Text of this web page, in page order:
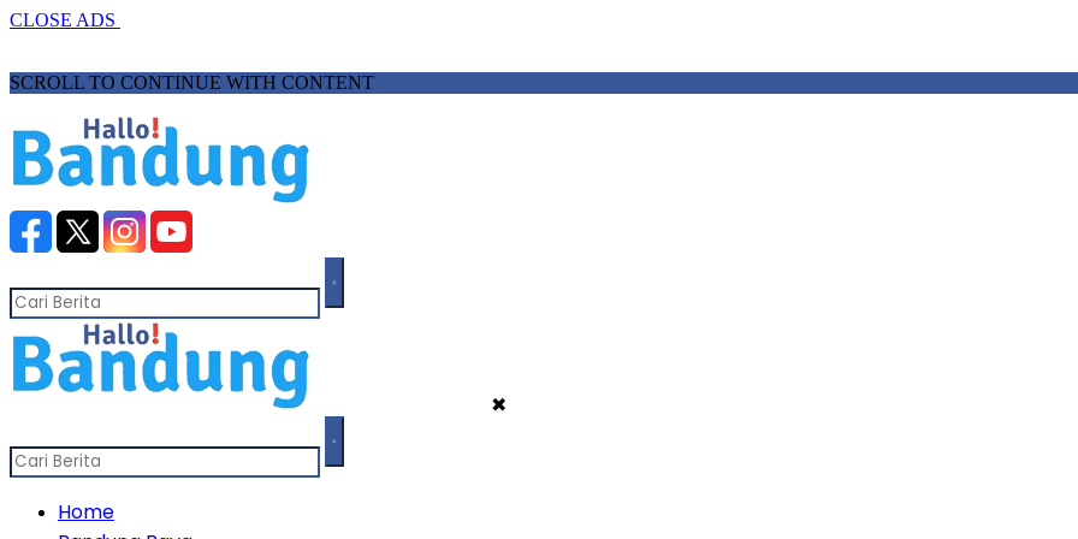
CLOSE ADS
SCROLL TO CONTINUE WITH CONTENT
✖
Home